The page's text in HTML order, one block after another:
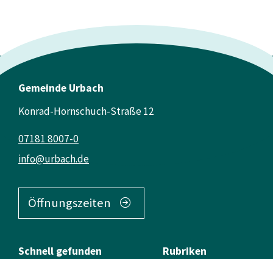
Gemeinde Urbach
Konrad-Hornschuch-Straße 12
info@urbach.de
07181 8007-0
Öffnungszeiten
Schnell gefunden
Rubriken